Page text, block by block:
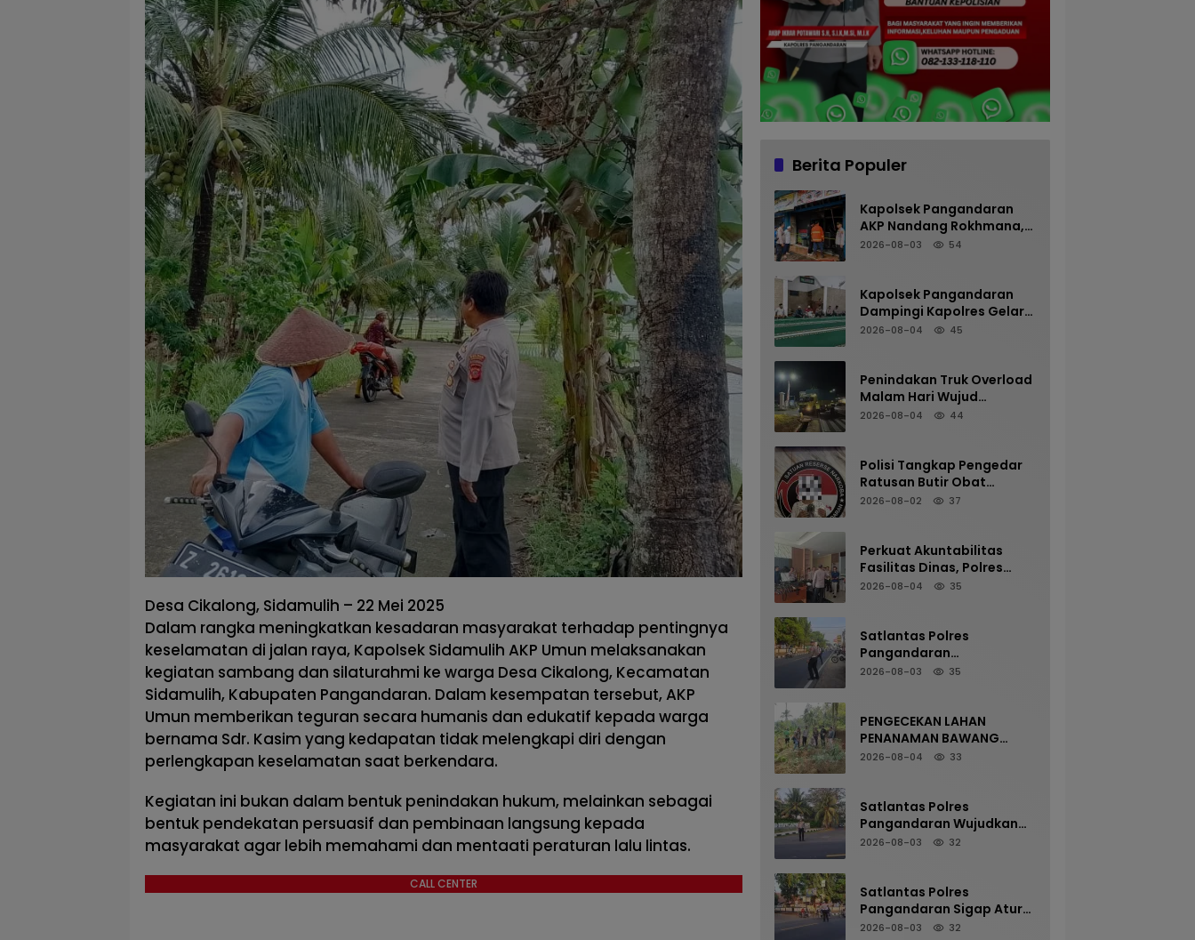
Desa Cikalong, Sidamulih – 22 Mei 2025
Dalam rangka meningkatkan kesadaran masyarakat terhadap pentingnya
keselamatan di jalan raya, Kapolsek Sidamulih AKP Umun melaksanakan
kegiatan sambang dan silaturahmi ke warga Desa Cikalong, Kecamatan
Sidamulih, Kabupaten Pangandaran. Dalam kesempatan tersebut, AKP
Umun memberikan teguran secara humanis dan edukatif kepada warga
bernama Sdr. Kasim yang kedapatan tidak melengkapi diri dengan
perlengkapan keselamatan saat berkendara.
Kegiatan ini bukan dalam bentuk penindakan hukum, melainkan sebagai
bentuk pendekatan persuasif dan pembinaan langsung kepada
masyarakat agar lebih memahami dan mentaati peraturan lalu lintas.
CALL CENTER
Berita Populer
Kapolsek Pangandaran
AKP Nandang Rokhmana,
S.H., M.H. Bersama
2026-08-03 54
Kapolsek Pangandaran
Dampingi Kapolres Gelar
Sholat Subuh Keliling di
Jaga Kamtibmas
2026-08-04 45
Penindakan Truk Overload
Malam Hari Wujud
Komitmen Satlantas
2026-08-04 44
Polisi Tangkap Pengedar
Ratusan Butir Obat
Terlarang di Cijulang
2026-08-02 37
Perkuat Akuntabilitas
Fasilitas Dinas, Polres
Pangandaran Gelar
2026-08-04 35
Satlantas Polres
Pangandaran
Maksimalkan Pelayanan
2026-08-03 35
PENGECEKAN LAHAN
PENANAMAN BAWANG
PUTIH OLEH POLSEK
PANGAN
2026-08-04 33
Satlantas Polres
Pangandaran Wujudkan
Kamseltibcarlantas
2026-08-03 32
Satlantas Polres
Pangandaran Sigap Atur
Arus Kendaraan Demi
2026-08-03 32